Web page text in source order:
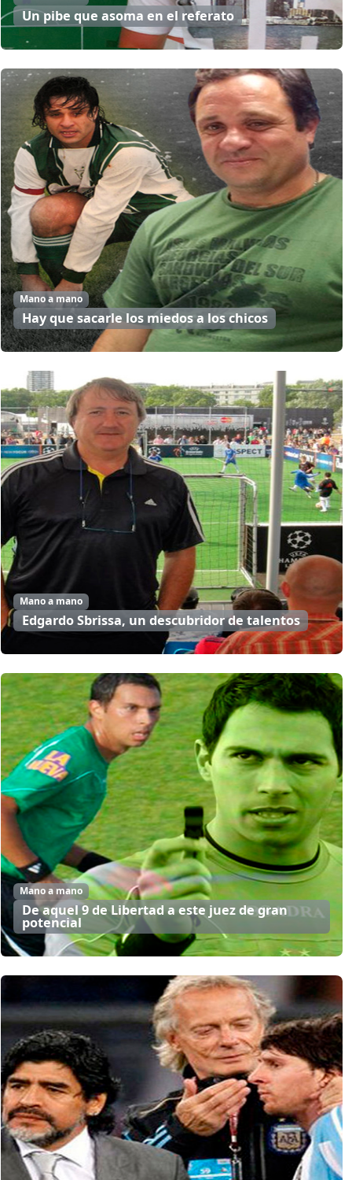
Un pibe que asoma en el referato
Mano a mano
Hay que sacarle los miedos a los chicos
Mano a mano
Edgardo Sbrissa, un descubridor de talentos
Mano a mano
De aquel 9 de Libertad a este juez de gran
potencial